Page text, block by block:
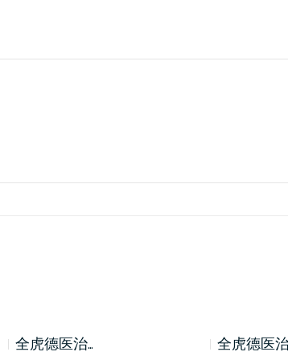
全虎德医治… 全虎德医